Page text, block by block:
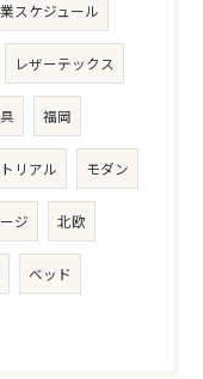
スケジュール
レザーテックス
福岡
リアル モダン
ジ 北欧
ベッド